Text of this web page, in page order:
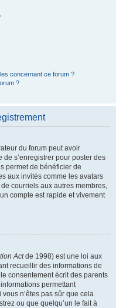
concernant ce forum ?
?
du forum peut avoir
de s’enregistrer pour poster des
permet de bénéficier de
aux invités comme les avatars
courriels aux autres membres,
compte est rapide et vivement
Actde 1998) est une loi aux
recueillir des informations de
consentement écrit des parents
permettant
n’êtes pas sûr que cela
ou que quelqu’un le fait à